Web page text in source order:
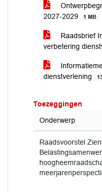
2027-2029
1 MB
Raadsbrief
verbetering
dienstverlening
Toezeggingen
Onderwerp
Raadsvoorstel